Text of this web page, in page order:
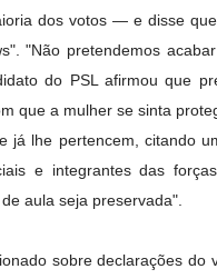
dos votos — e disse
"Não pretendemos
do PSL afirmou que
que a mulher se sinta
já lhe pertencem, citando
e integrantes das
aula seja preservada".
sobre declarações do